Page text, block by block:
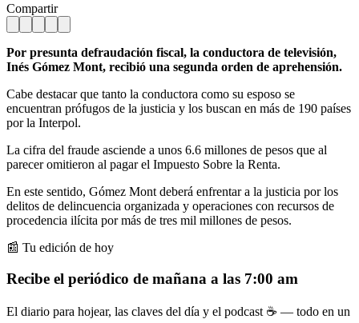
Compartir
Por presunta defraudación fiscal, la conductora de televisión,
Inés Gómez Mont, recibió una segunda orden de aprehensión.
Cabe destacar que tanto la conductora como su esposo se
encuentran prófugos de la justicia y los buscan en más de 190 países
por la Interpol.
La cifra del fraude asciende a unos 6.6 millones de pesos que al
parecer omitieron al pagar el Impuesto Sobre la Renta.
En este sentido, Gómez Mont deberá enfrentar a la justicia por los
delitos de delincuencia organizada y operaciones con recursos de
procedencia ilícita por más de tres mil millones de pesos.
📰 Tu edición de hoy
Recibe el periódico de mañana a las 7:00 am
El diario para hojear, las claves del día y el podcast ☕ — todo en un